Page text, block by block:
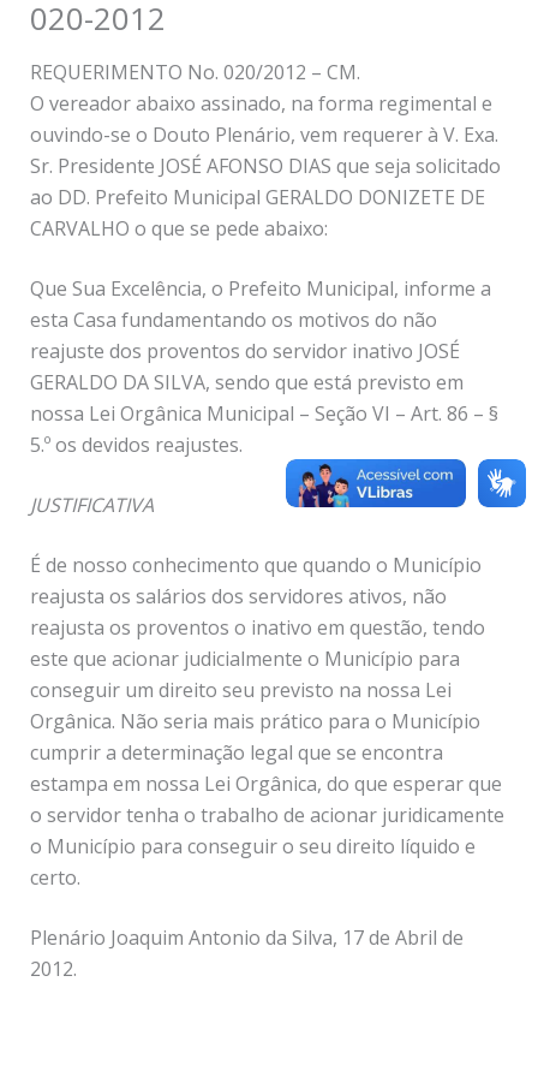
020-2012
REQUERIMENTO No. 020/2012 – CM.
O vereador abaixo assinado, na forma regimental e
ouvindo-se o Douto Plenário, vem requerer à V. Exa.
Sr. Presidente JOSÉ AFONSO DIAS que seja solicitado
ao DD. Prefeito Municipal GERALDO DONIZETE DE
CARVALHO o que se pede abaixo:
Que Sua Excelência, o Prefeito Municipal, informe a
esta Casa fundamentando os motivos do não
reajuste dos proventos do servidor inativo JOSÉ
GERALDO DA SILVA, sendo que está previsto em
nossa Lei Orgânica Municipal – Seção VI – Art. 86 – §
5.º os devidos reajustes.
JUSTIFICATIVA
É de nosso conhecimento que quando o Município
reajusta os salários dos servidores ativos, não
reajusta os proventos o inativo em questão, tendo
este que acionar judicialmente o Município para
conseguir um direito seu previsto na nossa Lei
Orgânica. Não seria mais prático para o Município
cumprir a determinação legal que se encontra
estampa em nossa Lei Orgânica, do que esperar que
o servidor tenha o trabalho de acionar juridicamente
o Município para conseguir o seu direito líquido e
certo.
Plenário Joaquim Antonio da Silva, 17 de Abril de
2012.